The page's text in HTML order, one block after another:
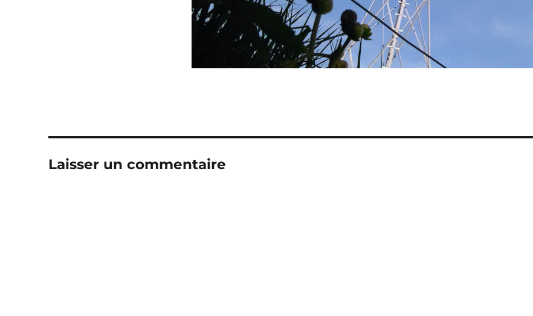
Laisser un commentaire